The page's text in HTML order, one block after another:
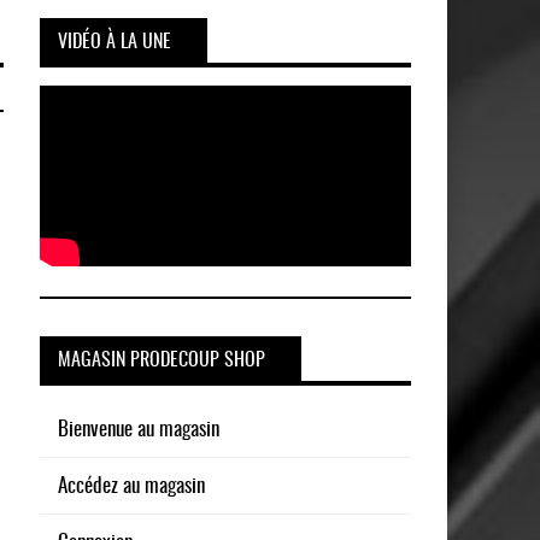
VIDÉO À LA UNE
MAGASIN PRODECOUP SHOP
Bienvenue au magasin
Accédez au magasin